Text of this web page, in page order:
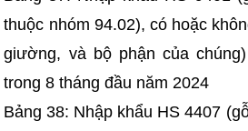
thuộc nhóm 94.02), có hoặc
giường, và bộ phận của
trong 8 tháng đầu năm 2024
Bảng 38: Nhập khẩu HS 4407